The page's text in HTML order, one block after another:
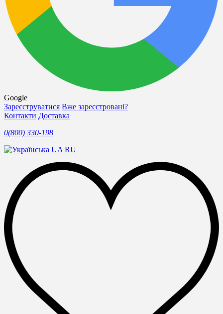
Google
Зареєструватися Вже зареєстровані?
Контакти Доставка
0(800) 330-198
UA RU